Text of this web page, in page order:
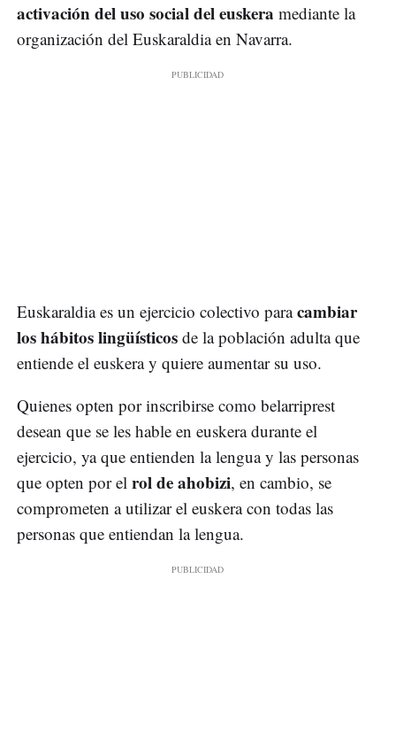
activación del uso social del euskera mediante la
organización del Euskaraldia en Navarra.
Euskaraldia es un ejercicio colectivo paracambiar
los hábitos lingüísticos de la población adulta que
entiende el euskera y quiere aumentar su uso.
Quienes opten por inscribirse como belarriprest
desean que se les hable en euskera durante el
ejercicio, ya que entienden la lengua y las personas
que opten por el rol de ahobizi, en cambio, se
comprometen a utilizar el euskera con todas las
personas que entiendan la lengua.